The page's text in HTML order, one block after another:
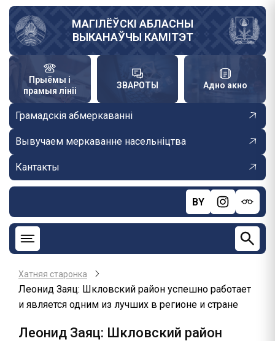
Skip
main
content
МАГІЛЁЎСКІ АБЛАСНЫ
ВЫКАНАЎЧЫ КАМІТЭТ
Прыёмы і
прамыя лініі
ЗВАРОТЫ Адно акно
Грамадскія абмеркаванні
Вывучаем меркаванне насельніцтва
Кантакты
BY
Хатняя старонка
Леонид Заяц: Шкловский район успешно работает
и является одним из лучших в регионе и стране
Леонид Заяц: Шкловский район